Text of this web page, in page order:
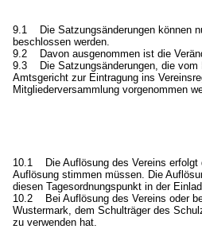
9.1 Die Satzungsänderungen können
beschlossen werden.
9.2 Davon ausgenommen ist die
9.3 Die Satzungsänderungen, die vom
Amtsgericht zur Eintragung ins
Mitgliederversammlung vorgenommen
10.1 Die Auflösung des Vereins erfolgt
Auflösung stimmen müssen. Die
diesen Tagesordnungspunkt in der
10.2 Bei Auflösung des Vereins oder
Wustermark, dem Schulträger des
zu verwenden hat.